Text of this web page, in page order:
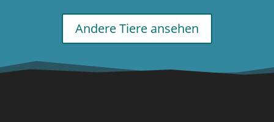
Andere Tiere ansehen